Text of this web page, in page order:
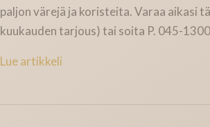
paljon värejä ja koristeita. Varaa aikasi
kuukauden tarjous) tai soita P. 045-
Lue artikkeli